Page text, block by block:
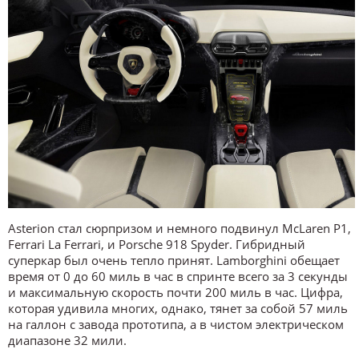
Asterion стал сюрпризом и немного подвинул McLaren P1,
Ferrari La Ferrari, и Porsche 918 Spyder. Гибридный
суперкар был очень тепло принят. Lamborghini обещает
время от 0 до 60 миль в час в спринте всего за 3 секунды
и максимальную скорость почти 200 миль в час. Цифра,
которая удивила многих, однако, тянет за собой 57 миль
на галлон с завода прототипа, а в чистом электрическом
диапазоне 32 мили.